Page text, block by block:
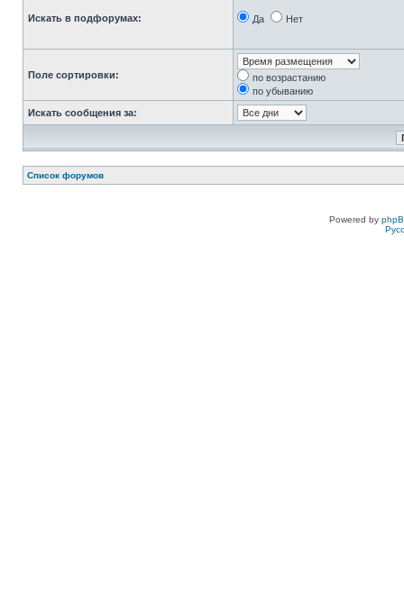
Искать в подфорумах: Да Нет
Поле сортировки:
по возрастанию
по убыванию
Искать сообщения за:
Список форумов
Powered by